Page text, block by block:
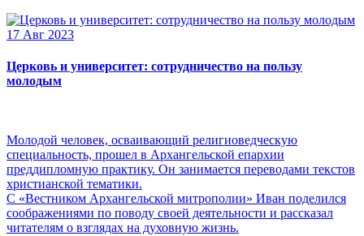
17 Авг 2023
Церковь и университет: сотрудничество на пользу
молодым
Молодой человек, осваивающий религиоведческую
специальность, прошел в Архангельской епархии
преддипломную практику. Он занимается переводами текстов
христианской тематики.
С «Вестником Архангельской митрополии» Иван поделился
соображениями по поводу своей деятельности и рассказал
читателям о взглядах на духовную жизнь.